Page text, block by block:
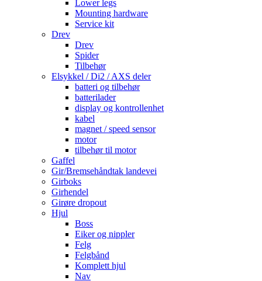
Lower legs
Mounting hardware
Service kit
Drev
Drev
Spider
Tilbehør
Elsykkel / Di2 / AXS deler
batteri og tilbehør
batterilader
display og kontrollenhet
kabel
magnet / speed sensor
motor
tilbehør til motor
Gaffel
Gir/Bremsehåndtak landevei
Girboks
Girhendel
Girøre dropout
Hjul
Boss
Eiker og nippler
Felg
Felgbånd
Komplett hjul
Nav